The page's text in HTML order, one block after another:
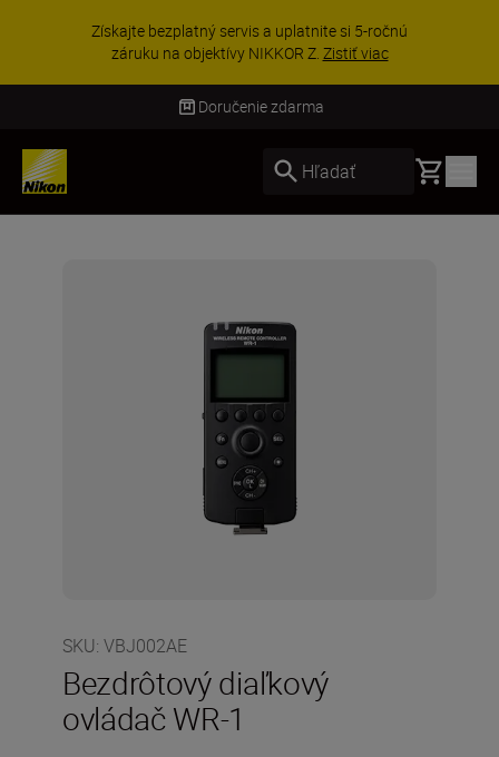
Získajte bezplatný servis a uplatnite si 5-ročnú
záruku na objektívy NIKKOR Z. Zistiť viac
Doručenie zdarma
Hľadať Basket
SKU: VBJ002AE
Bezdrôtový diaľkový
ovládač WR-1